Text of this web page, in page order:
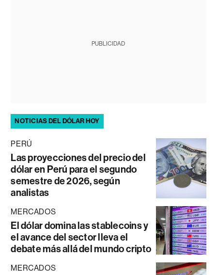
PUBLICIDAD
NOTICIAS DEL DÓLAR HOY
PERÚ
Las proyecciones del precio del
dólar en Perú para el segundo
semestre de 2026, según
analistas
MERCADOS
El dólar domina las stablecoins y
el avance del sector lleva el
debate más allá del mundo cripto
MERCADOS